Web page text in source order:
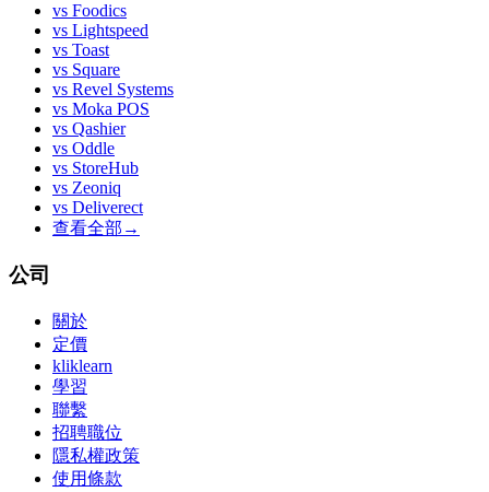
vs Foodics
vs Lightspeed
vs Toast
vs Square
vs Revel Systems
vs Moka POS
vs Qashier
vs Oddle
vs StoreHub
vs Zeoniq
vs Deliverect
查看全部 →
公司
關於
定價
kliklearn
學習
聯繫
招聘職位
隱私權政策
使用條款